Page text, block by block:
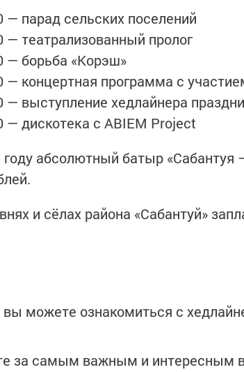
— парад сельских поселений
— театрализованный пролог
— борьба «Корэш»
— концертная программа с
— выступление хедлайнера
— дискотека с ABIEM Project
абсолютный батыр «Сабантуя
и сёлах района «Сабантуй»
можете ознакомиться с
за самым важным и интересным